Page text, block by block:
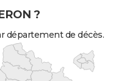
?
département de décès.